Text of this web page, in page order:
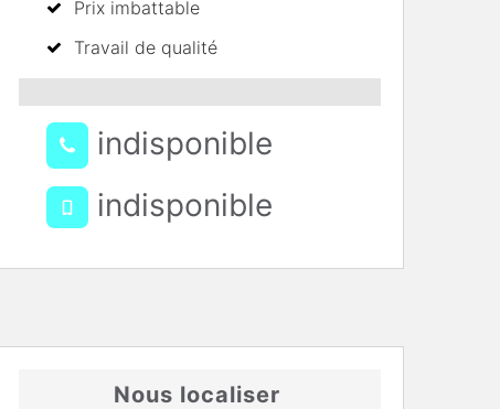
Prix imbattable
Travail de qualité
indisponible
indisponible
Nous localiser